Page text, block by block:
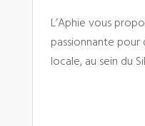
L’Aphie vous
passionnante pour
locale, au sein du